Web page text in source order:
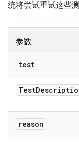
统将尝试重试这些
参数
test
Test
reason